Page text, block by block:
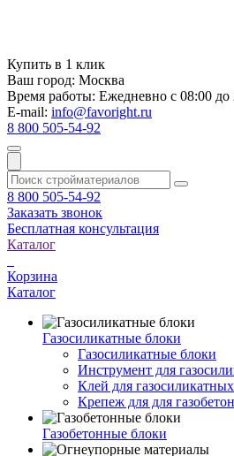
Купить в 1 клик
Ваш город: Москва
Время работы: Ежедневно с 08:00 до
E-mail: info@favoright.ru
8 800 505-54-92
8 800 505-54-92
Заказать звонок
Бесплатная консультация
Каталог
Корзина
Каталог
Газосиликатные блоки
Газосиликатные блоки
Инструмент для
Клей для
Крепеж для для
Газобетонные блоки